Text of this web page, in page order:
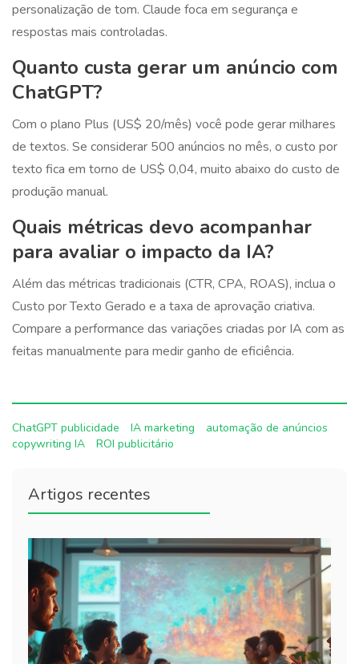
personalização de tom. Claude foca em segurança e
respostas mais controladas.
Quanto custa gerar um anúncio com
ChatGPT?
Com o plano Plus (US$ 20/mês) você pode gerar milhares
de textos. Se considerar 500 anúncios no mês, o custo por
texto fica em torno de US$ 0,04, muito abaixo do custo de
produção manual.
Quais métricas devo acompanhar
para avaliar o impacto da IA?
Além das métricas tradicionais (CTR, CPA, ROAS), inclua o
Custo por Texto Gerado e a taxa de aprovação criativa.
Compare a performance das variações criadas por IA com as
feitas manualmente para medir ganho de eficiência.
ChatGPT publicidade IA marketing
automação de anúncios
copywriting IA
ROI publicitário
Artigos recentes